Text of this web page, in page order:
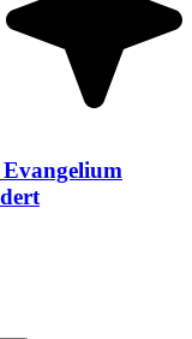
Evangelium